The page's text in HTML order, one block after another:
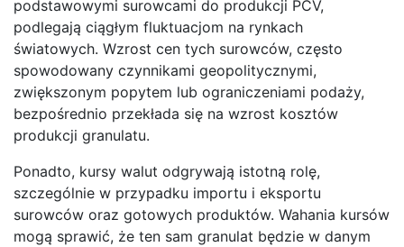
podstawowymi surowcami do produkcji PCV,
podlegają ciągłym fluktuacjom na rynkach
światowych. Wzrost cen tych surowców, często
spowodowany czynnikami geopolitycznymi,
zwiększonym popytem lub ograniczeniami podaży,
bezpośrednio przekłada się na wzrost kosztów
produkcji granulatu.
Ponadto, kursy walut odgrywają istotną rolę,
szczególnie w przypadku importu i eksportu
surowców oraz gotowych produktów. Wahania kursów
mogą sprawić, że ten sam granulat będzie w danym